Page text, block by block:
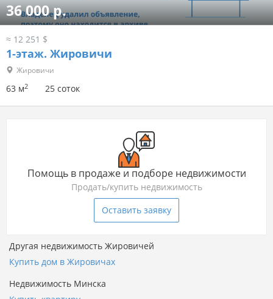
36 000 р.
≈ 12 251 $
1-этаж. Жировичи
Жировичи
63 м2 25 соток
Помощь в продаже и подборе недвижимости
Продать/купить недвижимость
Оставить заявку
Другая недвижимость Жировичей
Купить дом в Жировичах
Недвижимость Минска